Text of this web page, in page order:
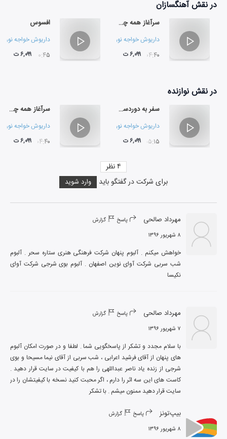
در نقشآهنگسازان
سرآغاز همه چیز 2
داریوش خواجه نوری
۰۴:۴۰ ۶,۰۹۹ ت
افسوس
داریوش خواجه نوری
۱۰:۴۵ ۶,۰۹۹ ت
در نقشنوازنده
سفر به دوردست (سرگشته)
داریوش خواجه نوری
۰۵:۱۵ ۶,۰۹۹ ت
سرآغاز همه چیز 2
داریوش خواجه نوری
۰۴:۴۰ ۶,۰۹۹ ت
برای شرکت در گفتگو باید وارد شوید
۴نظر
مهرداد صالحی پاسخ گزارش
۸ شهریور ۱۳۹۶
شب سربی شرکت آوای نوین اصفهان . آلبوم بوی شرجی شرکت آوای
نکیسا
مهرداد صالحی پاسخ گزارش
۷ شهریور ۱۳۹۶
های پنهان از آقای فرشید اعرابی ، شب سربی از آقای نیما مسیحا و بوی
کاست های این سه اثر را دارم ، اگر محبت کنید نسخه با کیفیتشان را در
سایت قرار دهید ممنون میشم . با تشکر
بیپ‌تونز پاسخ گزارش
۸ شهریور ۱۳۹۶